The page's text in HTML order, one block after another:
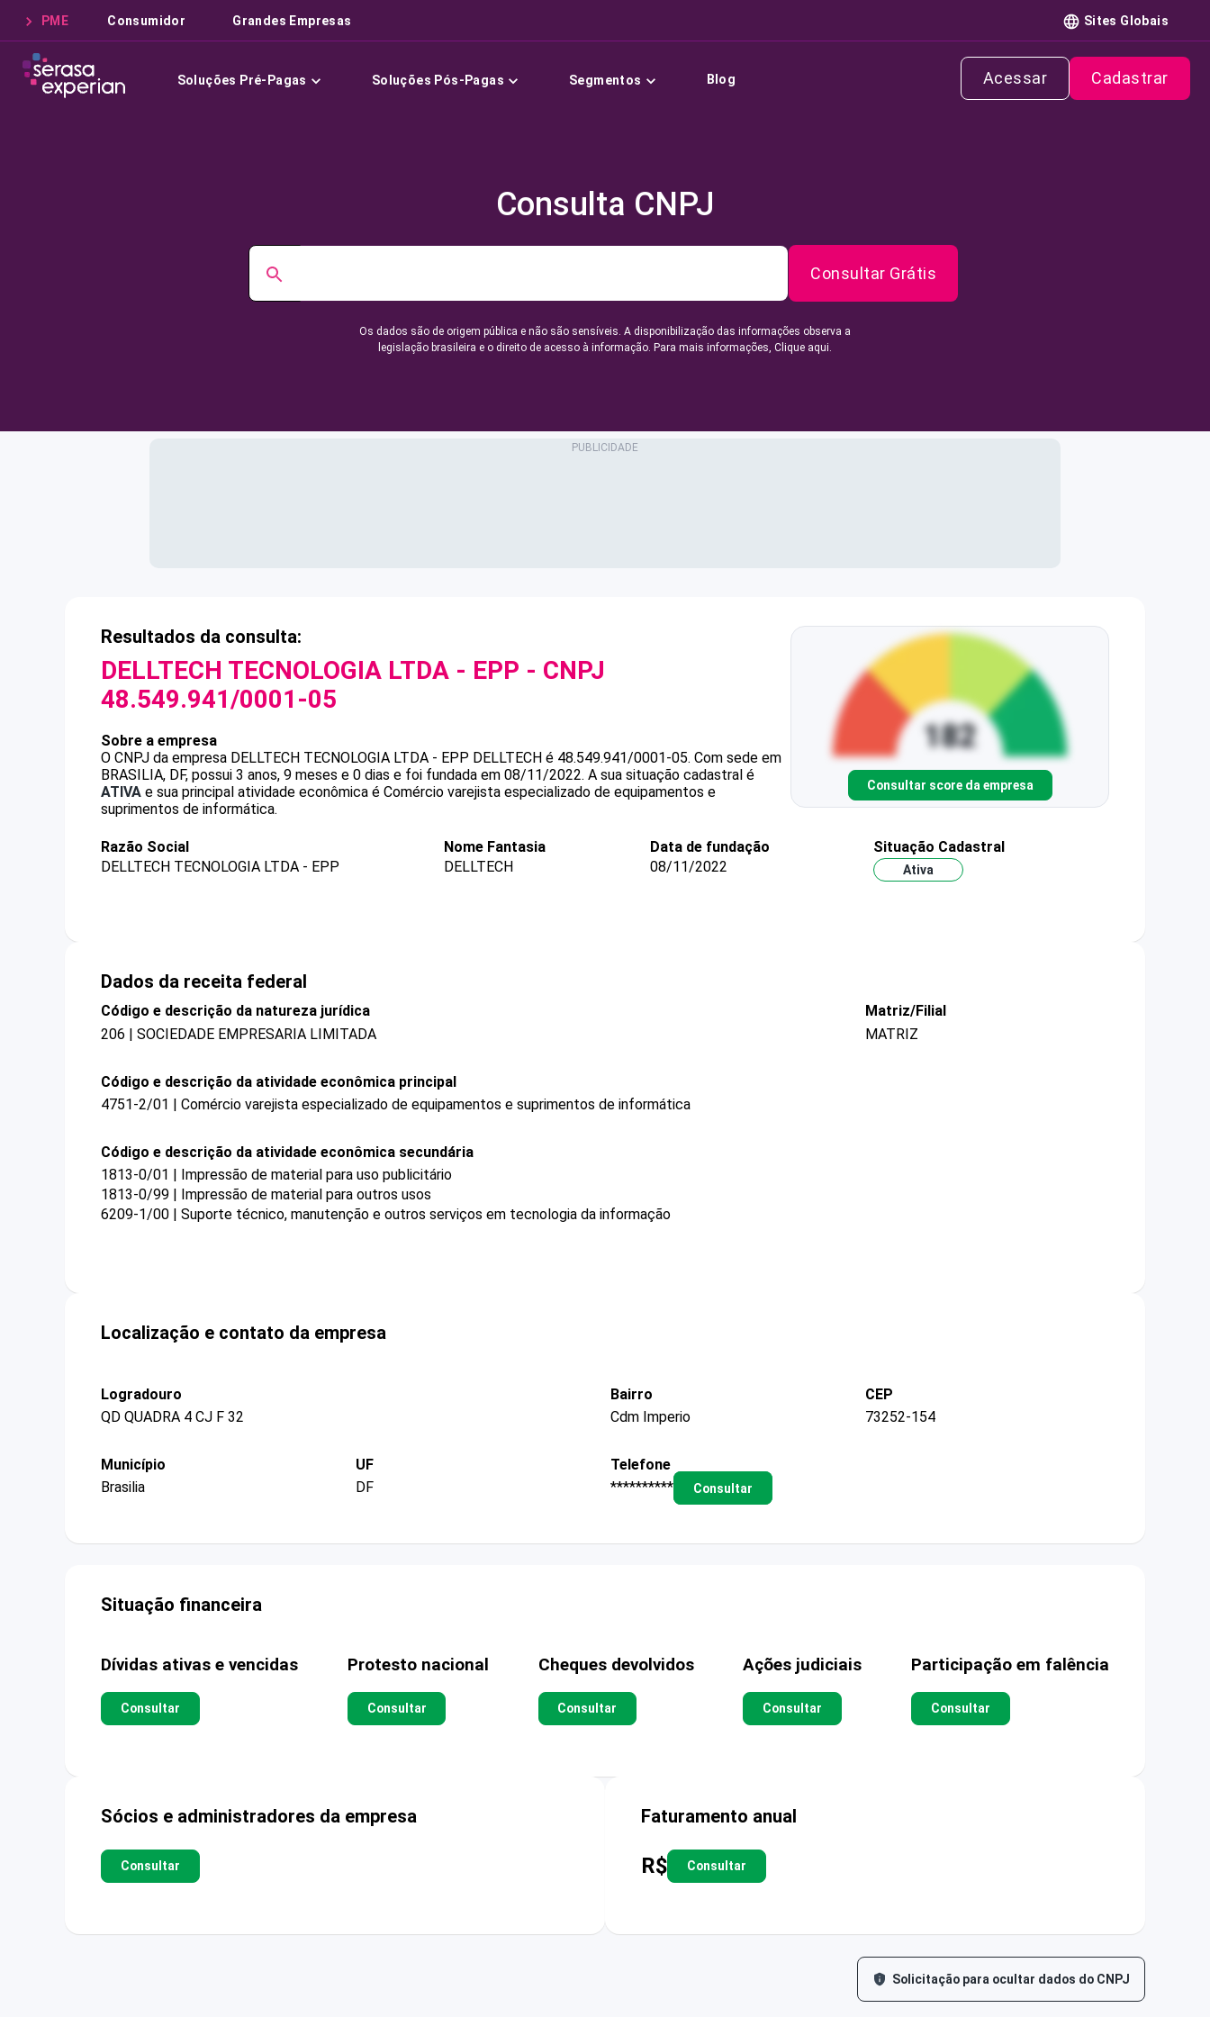
PME Consumidor Grandes Empresas Sites Globais
Soluções Pré-Pagas Soluções Pós-Pagas Segmentos Blog Acessar Cadastrar
Consulta CNPJ
Consultar Grátis
Os dados são de origem pública e não são sensíveis. A disponibilização das informações observa a
legislação brasileira e o direito de acesso à informação. Para mais informações, Clique aqui.
Resultados da consulta:
DELLTECH TECNOLOGIA LTDA - EPP - CNPJ
48.549.941/0001-05
Sobre a empresa
O CNPJ da empresa DELLTECH TECNOLOGIA LTDA - EPP DELLTECH é 48.549.941/0001-05. Com sede em
BRASILIA, DF, possui 3 anos, 9 meses e 0 dias e foi fundada em 08/11/2022. A sua situação cadastral é
ATIVA e sua principal atividade econômica é Comércio varejista especializado de equipamentos e
suprimentos de informática.
Consultar score da empresa
Razão Social
DELLTECH TECNOLOGIA LTDA - EPP
Nome Fantasia
DELLTECH
Data de fundação
08/11/2022
Situação Cadastral
Ativa
Dados da receita federal
Código e descrição da natureza jurídica
206 | SOCIEDADE EMPRESARIA LIMITADA
Matriz/Filial
MATRIZ
Código e descrição da atividade econômica principal
4751-2/01 | Comércio varejista especializado de equipamentos e suprimentos de informática
Código e descrição da atividade econômica secundária
1813-0/01 | Impressão de material para uso publicitário
1813-0/99 | Impressão de material para outros usos
6209-1/00 | Suporte técnico, manutenção e outros serviços em tecnologia da informação
Localização e contato da empresa
Logradouro
QD QUADRA 4 CJ F 32
Bairro
Cdm Imperio
CEP
73252-154
Município
Brasilia
UF
DF
Telefone
**********
Consultar
Situação financeira
Dívidas ativas e vencidas
Consultar
Protesto nacional
Consultar
Cheques devolvidos
Consultar
Ações judiciais
Consultar
Participação em falência
Consultar
Sócios e administradores da empresa
Consultar
Faturamento anual
R$ Consultar
Solicitação para ocultar dados do CNPJ